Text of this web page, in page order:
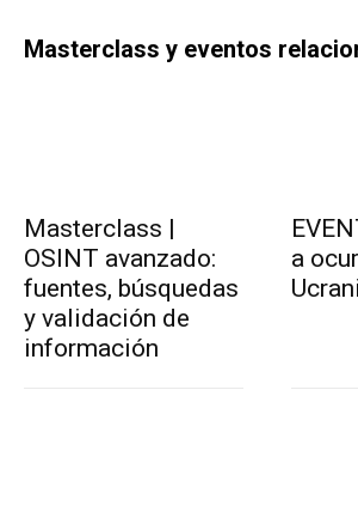
Masterclass y eventos
Masterclass |
OSINT avanzado:
fuentes, búsquedas
y validación de
información
a